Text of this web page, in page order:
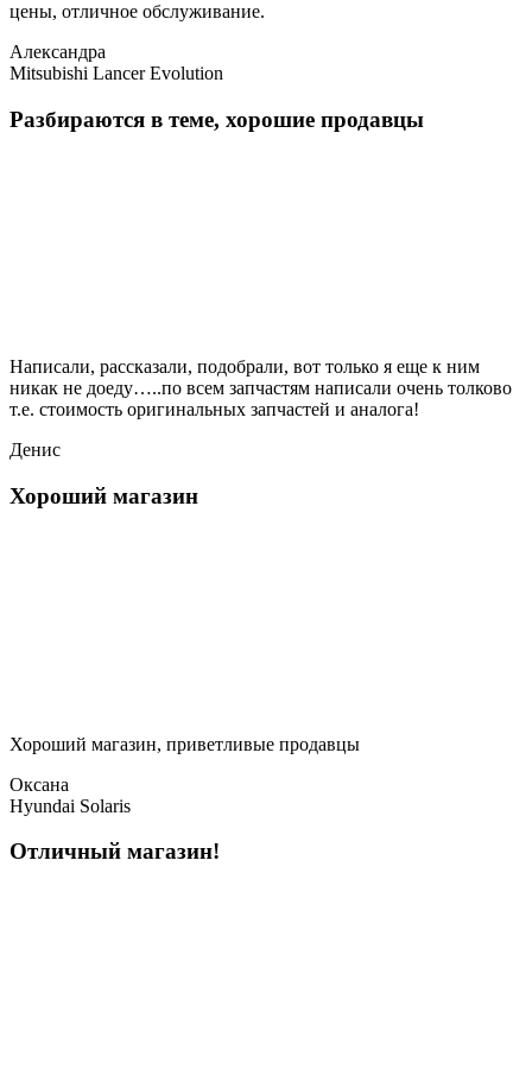
цены, отличное обслуживание.
Александра
Mitsubishi Lancer Evolution
Разбираются в теме, хорошие продавцы
Написали, рассказали, подобрали, вот только я еще к ним
никак не доеду…..по всем запчастям написали очень толково
т.е. стоимость оригинальных запчастей и аналога!
Денис
Хороший магазин
Хороший магазин, приветливые продавцы
Оксана
Hyundai Solaris
Отличный магазин!